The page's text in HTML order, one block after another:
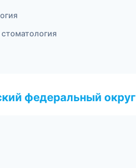
федеральный округ